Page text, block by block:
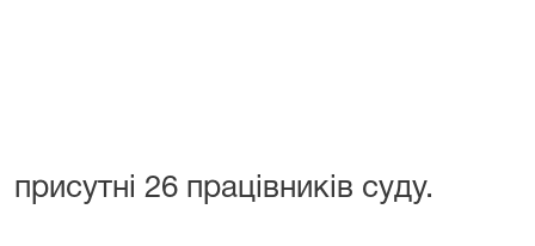
присутні 26 працівників суду.